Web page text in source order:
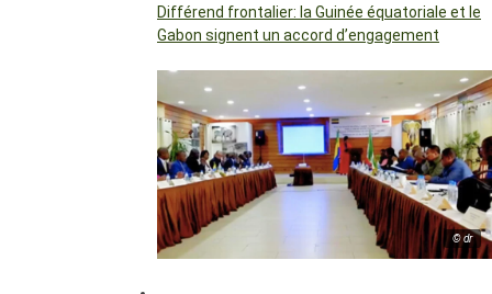
Différend frontalier: la Guinée équatoriale et le
Gabon signent un accord d’engagement
© dr